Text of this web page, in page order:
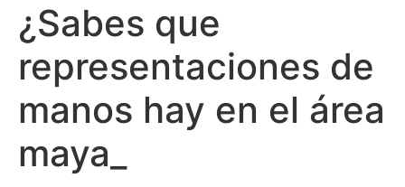
¿Sabes que
representaciones de
manos hay en el área
maya_